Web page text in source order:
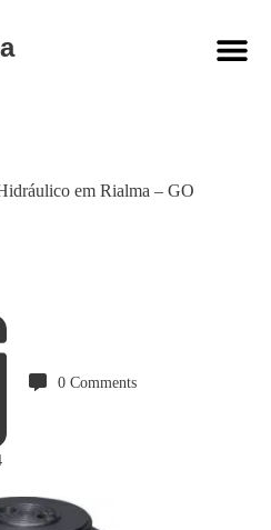
em Rialma – GO
0 Comments